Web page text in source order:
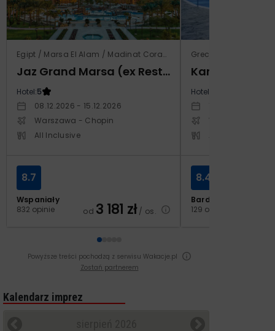
Egipt / Marsa El Alam / Madinat Coraya
Jaz Grand Marsa (ex Resta Grand Resort)
Hotel:5
08.12.2026 - 15.12.2026
Warszawa - Chopin
All Inclusive
Wspaniały
832 opinie
8.7
od 3 181 zł/ os.
Grecja / Samos /
Kampos
Hotel:
Warszawa -
Bardzo dobry
129 opinii
8.4
Powyższe treści pochodzą z serwisu Wakacje.pl
Zostań partnerem
Kalendarz imprez